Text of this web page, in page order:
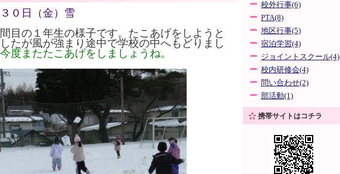
校外行事(6)
PTA(8)
地区行事(5)
宿泊学習(4)
ジョイントスクール(4)
校内研修会(4)
問い合わせ(2)
部活動(1)
携帯サイトはコチラ
０日（金）雪
目の１年生の様子です。たこあげをしようと
たが風が強まり途中で学校の中へもどりまし
今度またたこあげをしましょうね。